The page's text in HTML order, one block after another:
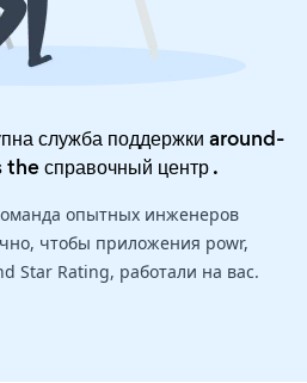
служба поддержки around-
theсправочный центр.
опытных инженеров
чтобы приложения powr,
Star Rating, работали на вас.